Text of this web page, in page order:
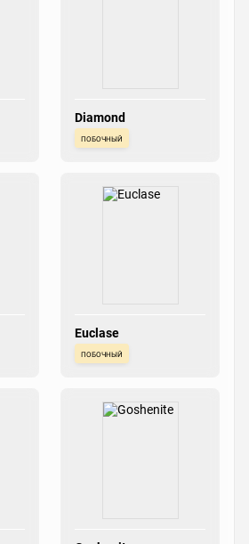
Diamond
побочный
Euclase
побочный